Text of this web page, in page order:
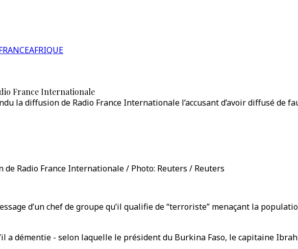
AFRIQUE
France Internationale
la diffusion de Radio France Internationale l’accusant d’avoir diffusé de
Radio France Internationale / Photo: Reuters / Reuters
d’un chef de groupe qu’il qualifie de “terroriste” menaçant la
a démentie - selon laquelle le président du Burkina Faso, le capitaine